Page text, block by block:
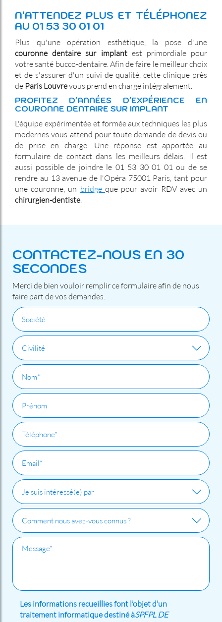
N'ATTENDEZ PLUS ET TÉLÉPHONEZ
AU 01 53 30 01 01
Plus qu'une opération esthétique, la pose d'une
couronne dentaire sur implantest primordiale pour
votre santé bucco-dentaire. Afin de faire le meilleur choix
et de s'assurer d'un suivi de qualité, cette clinique près
de Paris Louvrevous prend en charge intégralement.
PROFITEZ D'ANNÉES D'EXPÉRIENCE EN
COURONNE DENTAIRE SUR IMPLANT
L'équipe expérimentée et formée aux techniques les plus
modernes vous attend pour toute demande de devis ou
de prise en charge. Une réponse est apportée au
formulaire de contact dans les meilleurs délais. Il est
aussi possible de joindre le 01 53 30 01 01 ou de se
rendre au 13 avenue de l'Opéra 75001 Paris, tant pour
une couronne, un bridge que pour avoir RDV avec un
chirurgien-dentiste
CONTACTEZ-NOUS EN 30
SECONDES
Merci de bien vouloir remplir ce formulaire afin de nous
faire part de vos demandes.
Les informations recueillies font l’objet d’un
traitement informatique destiné àSPFPL DE